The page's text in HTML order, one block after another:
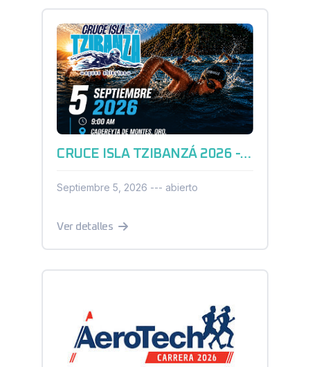
CRUCE ISLA TZIBANZÁ 2026 - AGUAS ABIERTAS
Septiembre 5, 2026 --- abierto
Ver detalles